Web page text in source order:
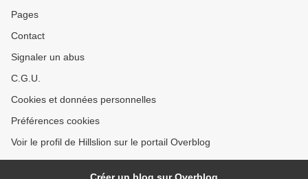
Pages
Contact
Signaler un abus
C.G.U.
Cookies et données personnelles
Préférences cookies
Voir le profil de Hillslion sur le portail Overblog